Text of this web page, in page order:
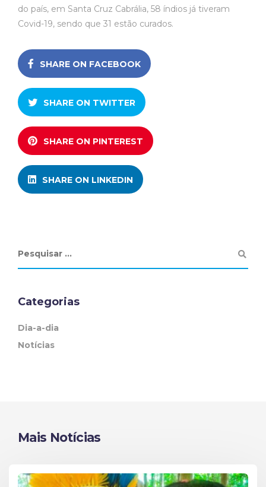
do país, em Santa Cruz Cabrália, 58 índios já tiveram
Covid-19, sendo que 31 estão curados.
SHARE ON FACEBOOK
SHARE ON TWITTER
SHARE ON PINTEREST
SHARE ON LINKEDIN
Categorias
Dia-a-dia
Notícias
Mais Notícias